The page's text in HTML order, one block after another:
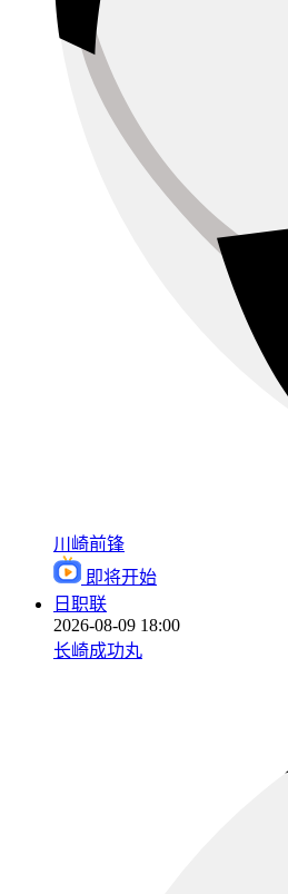
川崎前锋
即将开始
日职联
2026-08-09 18:00
长崎成功丸